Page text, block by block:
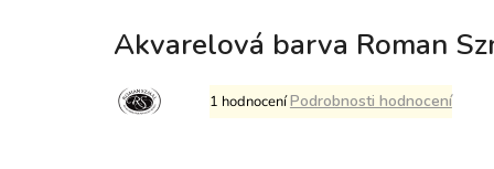
Akvarelová barva Roman
Průměrné
hodnocení
1 hodnoceníPodrobnosti hodnocení